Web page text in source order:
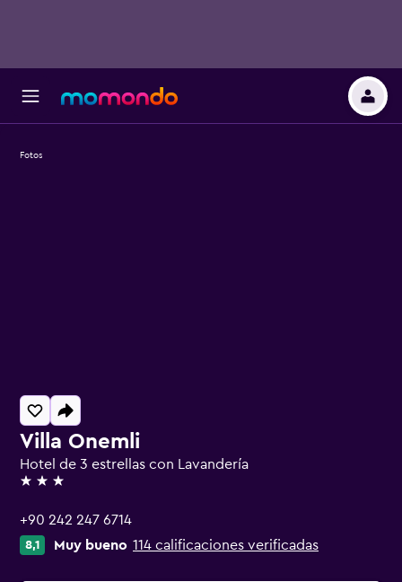
Villa Onemli
Hotel de 3 estrellas con Lavandería
3 estrellas
+90 242 247 6714
8,1 Muy bueno 114 calificaciones verificadas
Fotos